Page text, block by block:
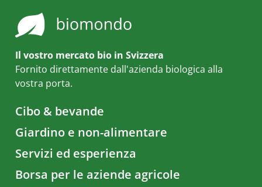
Il vostro mercato bio in Svizzera
Fornito direttamente dall'azienda biologica alla
vostra porta.
Cibo & bevande
Giardino e non-alimentare
Servizi ed esperienza
Borsa per le aziende agricole